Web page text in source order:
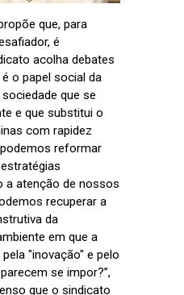
que, para
é
acolha debates
o papel social da
que se
e que substitui o
com rapidez
reformar
a atenção de nossos
recuperar a
da
em que a
"inovação" e pelo
se impor?”,
que o sindicato